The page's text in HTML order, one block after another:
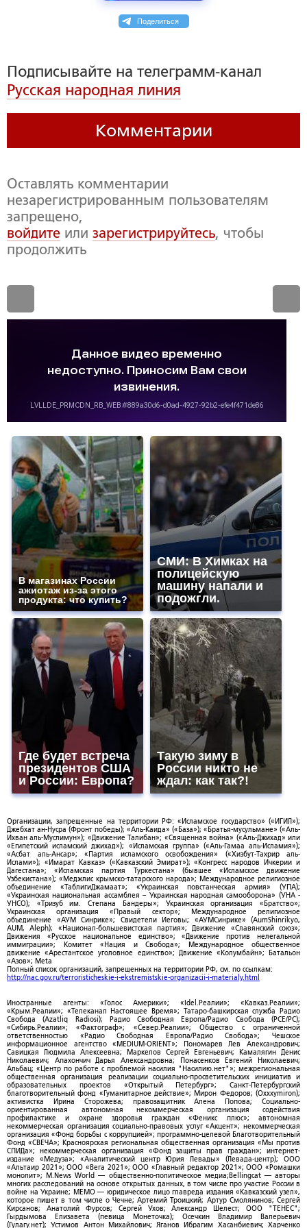
Поделиться
Подписывайте на телеграмм-канал
Русская народная линия
Комментарии
Оставлять комментарии
незарегистрированным пользователям
запрещено,
войдите или зарегистрируйтесь, чтобы
продолжить
В магазинах России
ажиотаж из-за этого
продукта: что купить?
СМИ: В Химках на
полицейскую
машину напали и
подожгли.
Где будет встреча
президентов США
и России: Европа?
Такую зиму в
России никто не
ждал: как так?!
Организации, запрещенные на территории РФ: «Исламское государство» («ИГИЛ»);
Джебхат ан-Нусра (Фронт победы); «Аль-Каида» («База»); «Братья-мусульмане» («Аль-
Ихван аль-Муслимун»); «Движение Талибан»; «Священная война» («Аль-Джихад» или
«Египетский исламский джихад»); «Исламская группа» («Аль-Гамаа аль-Исламия»);
«Асбат аль-Ансар»; «Партия исламского освобождения» («Хизбут-Тахрир аль-
Ислами»); «Имарат Кавказ» («Кавказский Эмират»); «Конгресс народов Ичкерии и
Дагестана»; «Исламская партия Туркестана» (бывшее «Исламское движение
Узбекистана»); «Меджлис крымско-татарского народа»; Международное религиозное
объединение «ТаблигиДжамаат»; «Украинская повстанческая армия» (УПА);
«Украинская национальная ассамблея – Украинская народная самооборона» (УНА -
УНСО); «Тризуб им. Степана Бандеры»; Украинская организация «Братство»;
Украинская организация «Правый сектор»; Международное религиозное
объединение «АУМ Синрике»; Свидетели Иеговы; «АУМСинрике» (AumShinrikyo,
AUM, Aleph); «Национал-большевистская партия»; Движение «Славянский союз»;
Движения «Русское национальное единство»; «Движение против нелегальной
иммиграции»; Комитет «Нация и Свобода»; Международное общественное
движение «Арестантское уголовное единство»; Движение «Колумбайн»; Батальон
«Азов»; Meta
Полный список организаций, запрещенных на территории РФ, см. по ссылкам:
http://nac.gov.ru/terroristicheskie-i-ekstremistskie-organizacii-i-materialy.html
Иностранные агенты: «Голос Америки»; «Idel.Реалии»; «Кавказ.Реалии»;
«Крым.Реалии»; «Телеканал Настоящее Время»; Татаро-башкирская служба Радио
Свобода (Azatliq Radiosi); Радио Свободная Европа/Радио Свобода (PCE/PC);
«Сибирь.Реалии»; «Фактограф»; «Север.Реалии»; Общество с ограниченной
ответственностью «Радио Свободная Европа/Радио Свобода»; Чешское
информационное агентство «MEDIUM-ORIENT»; Пономарев Лев Александрович;
Савицкая Людмила Алексеевна; Маркелов Сергей Евгеньевич; Камалягин Денис
Николаевич; Апахончич Дарья Александровна; Понасенков Евгений Николаевич;
Альбац; «Центр по работе с проблемой насилия "Насилию.нет"»; межрегиональная
общественная организация реализации социально-просветительских инициатив и
образовательных проектов «Открытый Петербург»; Санкт-Петербургский
благотворительный фонд «Гуманитарное действие»; Мирон Федоров; (Oxxxymiron);
активистка Ирина Сторожева; правозащитник Алена Попова; Социально-
ориентированная автономная некоммерческая организация содействия
профилактике и охране здоровья граждан «Феникс плюс»; автономная
некоммерческая организация социально-правовых услуг «Акцент»; некоммерческая
организация «Фонд борьбы с коррупцией»; программно-целевой Благотворительный
Фонд «СВЕЧА»; Красноярская региональная общественная организация «Мы против
СПИДа»; некоммерческая организация «Фонд защиты прав граждан»; интернет-
издание «Медуза»; «Аналитический центр Юрия Левады» (Левада-центр); ООО
«Альтаир 2021»; ООО «Вега 2021»; ООО «Главный редактор 2021»; ООО «Ромашки
монолит»; M.News World — общественно-политическое медиа;Bellingcat — авторы
многих расследований на основе открытых данных, в том числе про участие России в
войне на Украине; МЕМО — юридическое лицо главреда издания «Кавказский узел»,
которое пишет в том числе о Чечне; Артемий Троицкий; Артур Смолянинов; Сергей
Кирсанов; Анатолий Фурсов; Сергей Ухов; Александр Шелест; ООО "ТЕНЕС";
Гырдымова Елизавета (певица Монеточка); Осечкин Владимир Валерьевич
(Гулагу.нет); Устимов Антон Михайлович; Яганов Ибрагим Хасанбиевич; Харченко